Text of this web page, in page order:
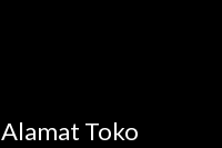
Alamat Toko